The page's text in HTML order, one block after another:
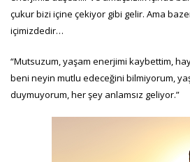
çukur bizi içine çekiyor gibi gelir. Ama
içimizdedir…
“Mutsuzum, yaşam enerjimi kaybettim,
beni neyin mutlu edeceğini bilmiyorum,
duymuyorum, her şey anlamsız geliyor.”